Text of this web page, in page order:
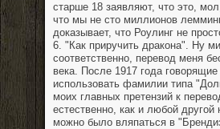
старше 18 заявляют, что это,
что мы не сто миллионов
доказывает, что Роулинг не
6. "Как приручить дракона". Ну
соответственно, перевод меня
века. После 1917 года
использовать фамилии типа
моих главных претензий к
естественно, как и любой
можно было вляпаться в